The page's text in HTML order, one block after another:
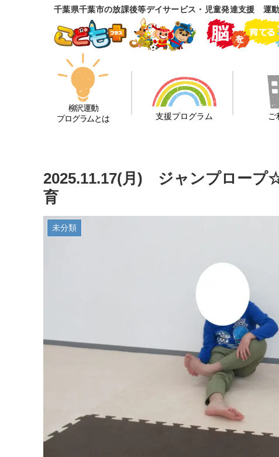
千葉県千葉市の放課後等デイサービス・児童発達支援 運
柳沢運動
プログラムとは
支援プログラム ご
2025.11.17(月) ジャンプロープ
育
未分類